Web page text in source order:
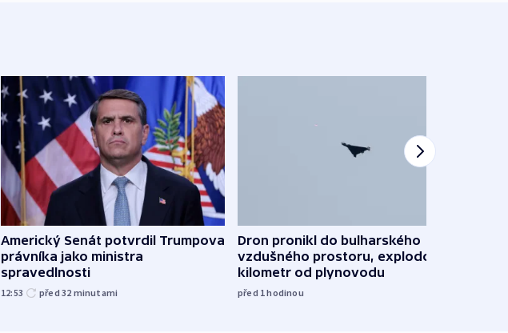
Americký Senát potvrdil Trumpova
právníka jako ministra
spravedlnosti
12:53 před 32 minutami
Dron pronikl do bulharského
vzdušného prostoru, explodoval
kilometr od plynovodu
před 1hodinou